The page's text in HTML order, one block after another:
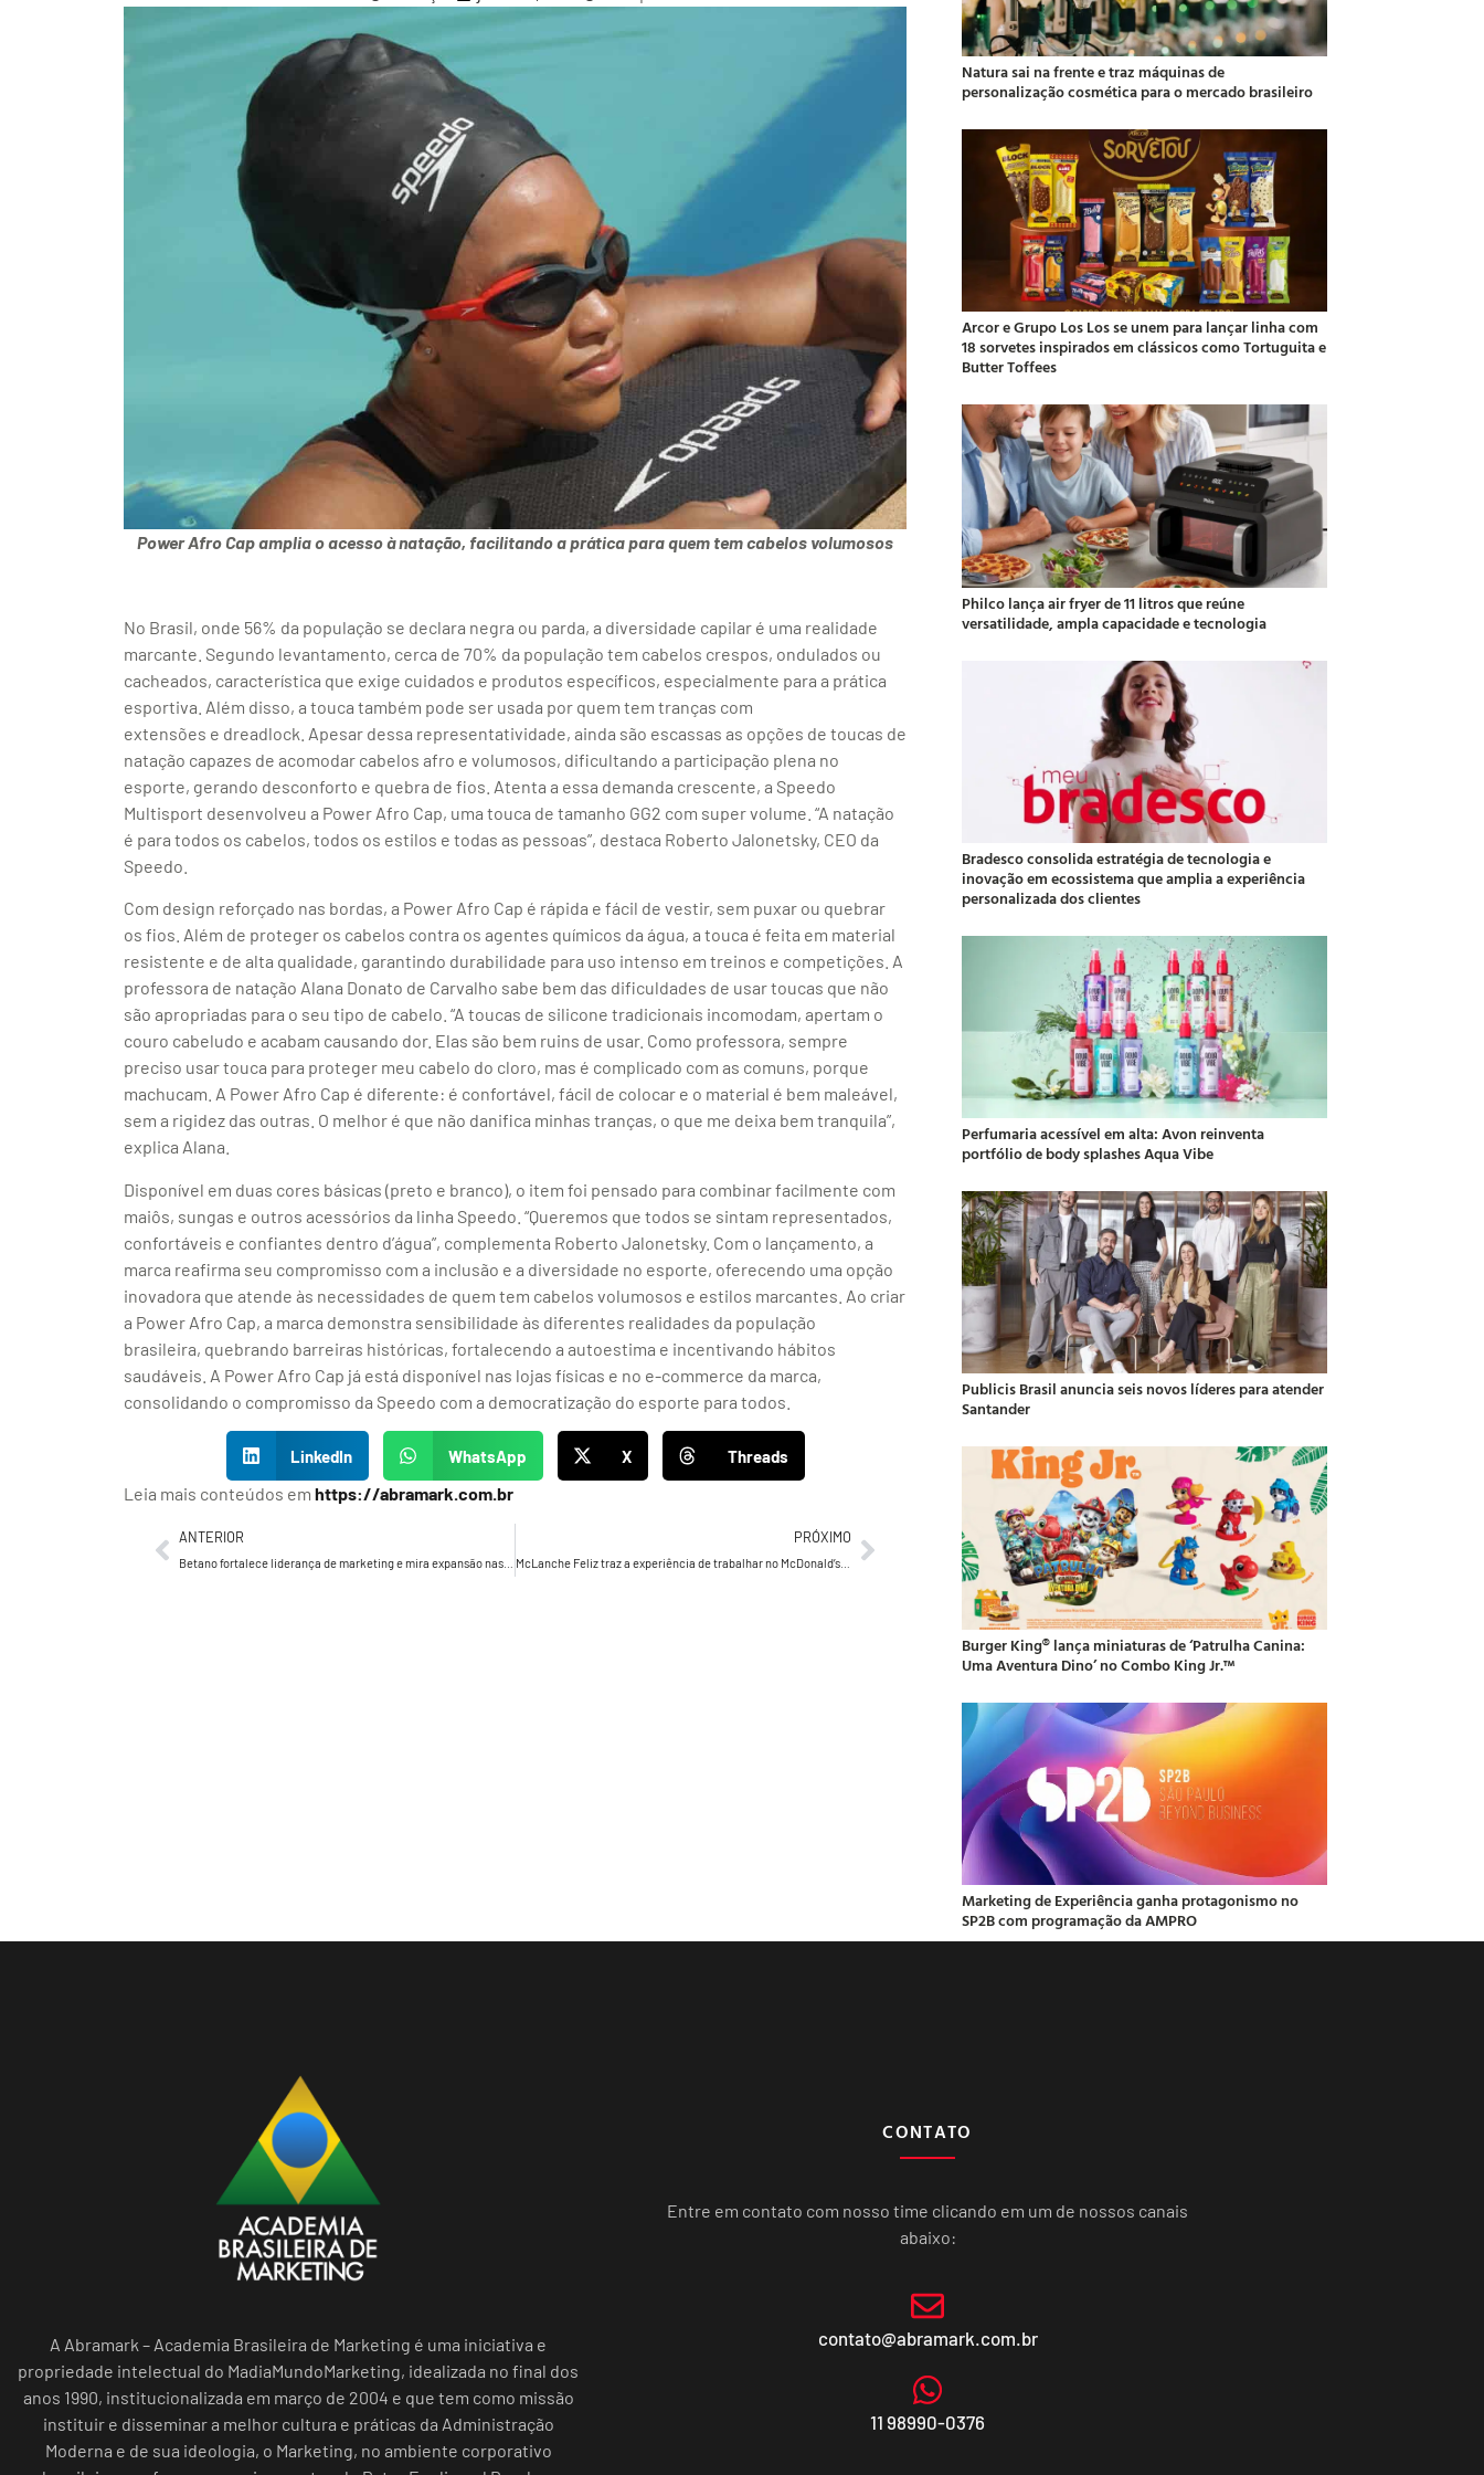
Power Afro Cap amplia o acesso à natação, facilitando a prática para quem tem cabelos volumosos
No Brasil, onde 56% da população se declara negra ou parda, a diversidade capilar é uma realidade
marcante. Segundo levantamento, cerca de 70% da população tem cabelos crespos, ondulados ou
cacheados, característica que exige cuidados e produtos específicos, especialmente para a prática
esportiva. Além disso, a touca também pode ser usada por quem tem tranças com
extensões e dreadlock. Apesar dessa representatividade, ainda são escassas as opções de toucas de
natação capazes de acomodar cabelos afro e volumosos, dificultando a participação plena no
esporte, gerando desconforto e quebra de fios. Atenta a essa demanda crescente, a Speedo
Multisport desenvolveu a Power Afro Cap, uma touca de tamanho GG2 com super volume. “A natação
é para todos os cabelos, todos os estilos e todas as pessoas”, destaca Roberto Jalonetsky, CEO da
Speedo.
Com design reforçado nas bordas, a Power Afro Cap é rápida e fácil de vestir, sem puxar ou quebrar
os fios. Além de proteger os cabelos contra os agentes químicos da água, a touca é feita em material
resistente e de alta qualidade, garantindo durabilidade para uso intenso em treinos e competições. A
professora de natação Alana Donato de Carvalho sabe bem das dificuldades de usar toucas que não
são apropriadas para o seu tipo de cabelo. “A toucas de silicone tradicionais incomodam, apertam o
couro cabeludo e acabam causando dor. Elas são bem ruins de usar. Como professora, sempre
preciso usar touca para proteger meu cabelo do cloro, mas é complicado com as comuns, porque
machucam. A Power Afro Cap é diferente: é confortável, fácil de colocar e o material é bem maleável,
sem a rigidez das outras. O melhor é que não danifica minhas tranças, o que me deixa bem tranquila”,
explica Alana.
Disponível em duas cores básicas (preto e branco), o item foi pensado para combinar facilmente com
maiôs, sungas e outros acessórios da linha Speedo. “Queremos que todos se sintam representados,
confortáveis e confiantes dentro d’água”, complementa Roberto Jalonetsky. Com o lançamento, a
marca reafirma seu compromisso com a inclusão e a diversidade no esporte, oferecendo uma opção
inovadora que atende às necessidades de quem tem cabelos volumosos e estilos marcantes. Ao criar
a Power Afro Cap, a marca demonstra sensibilidade às diferentes realidades da população
brasileira, quebrando barreiras históricas, fortalecendo a autoestima e incentivando hábitos
saudáveis. A Power Afro Cap já está disponível nas lojas físicas e no e-commerce da marca,
consolidando o compromisso da Speedo com a democratização do esporte para todos.
LinkedIn WhatsApp X Threads
Leia mais conteúdos em https://abramark.com.br
ANTERIOR PRÓXIMO
Natura sai na frente e traz máquinas de
personalização cosmética para o mercado brasileiro
Arcor e Grupo Los Los se unem para lançar linha com
18 sorvetes inspirados em clássicos como Tortuguita e
Butter Toffees
Philco lança air fryer de 11 litros que reúne
versatilidade, ampla capacidade e tecnologia
Bradesco consolida estratégia de tecnologia e
inovação em ecossistema que amplia a experiência
personalizada dos clientes
Perfumaria acessível em alta: Avon reinventa
portfólio de body splashes Aqua Vibe
Publicis Brasil anuncia seis novos líderes para atender
Santander
Burger King® lança miniaturas de ‘Patrulha Canina:
Uma Aventura Dino’ no Combo King Jr.™
Marketing de Experiência ganha protagonismo no
SP2B com programação da AMPRO
A Abramark – Academia Brasileira de Marketing é uma iniciativa e
propriedade intelectual do MadiaMundoMarketing, idealizada no final dos
anos 1990, institucionalizada em março de 2004 e que tem como missão
instituir e disseminar a melhor cultura e práticas da Administração
Moderna e de sua ideologia, o Marketing, no ambiente corporativo
CONTATO
Entre em contato com nosso time clicando em um de nossos canais
abaixo:
contato@abramark.com.br
11 98990-0376